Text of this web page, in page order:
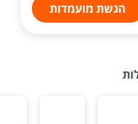
הגשת מועמדות